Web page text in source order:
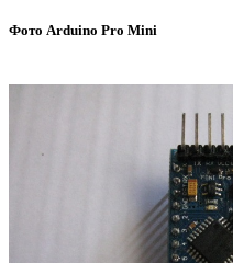
Фото Arduino Pro Mini